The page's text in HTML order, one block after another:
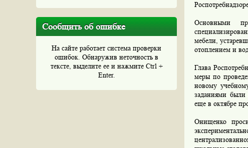
Сообщить об ошибке
На сайте работает система проверки
ошибок. Обнаружив неточность в
тексте, выделите ее и нажмите Ctrl +
Enter.
Основными
мебели,
отоплением и
Глава
меры по
новому
заданиями были
еще в октябре
Онищенко